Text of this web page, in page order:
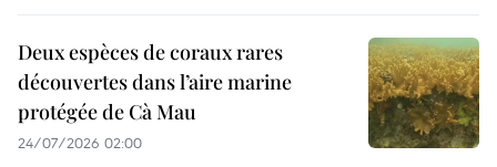
Deux espèces de coraux rares
découvertes dans l’aire marine
protégée de Cà Mau
24/07/2026 02:00